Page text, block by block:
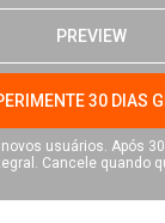
PREVIEW
30 DIAS
usuários. Após
Cancele quando